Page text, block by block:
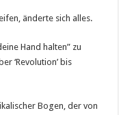
änderte sich alles.
Hand halten” zu
‘Revolution’ bis
Bogen, der von